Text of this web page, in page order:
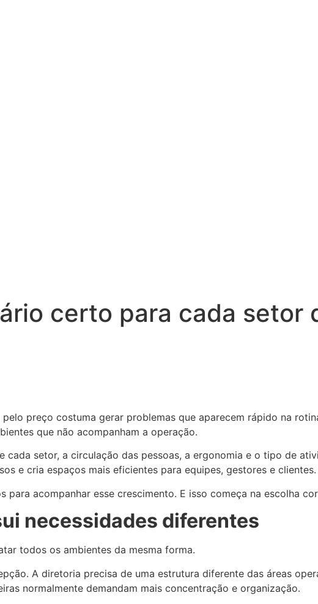
certo para cada setor
preço costuma gerar problemas que aparecem rápido na
que não acompanham a operação.
setor, a circulação das pessoas, a ergonomia e o tipo de
e cria espaços mais eficientes para equipes, gestores e clientes.
para acompanhar esse crescimento. E isso começa na escolha
necessidades diferentes
todos os ambientes da mesma forma.
A diretoria precisa de uma estrutura diferente das áreas
normalmente demandam mais concentração e organização.